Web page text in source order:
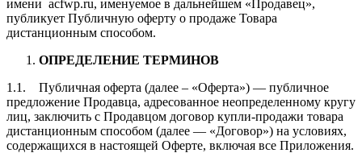
имени acfwp.ru, именуемое в дальнейшем «Продавец»,
публикует Публичную оферту о продаже Товара
дистанционным способом.
ОПРЕДЕЛЕНИЕ ТЕРМИНОВ
1.1. Публичная оферта (далее – «Оферта») — публичное
предложение Продавца, адресованное неопределенному кругу
лиц, заключить с Продавцом договор купли-продажи товара
дистанционным способом (далее — «Договор») на условиях,
содержащихся в настоящей Оферте, включая все Приложения.